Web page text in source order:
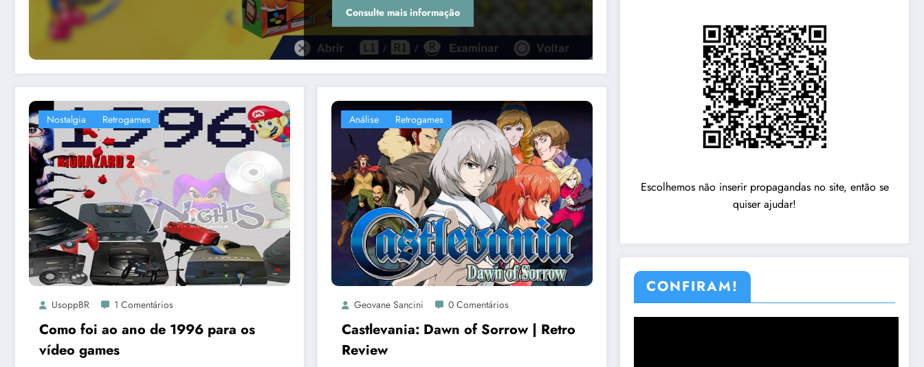
Consulte mais informação
Nostalgia Retrogames
UsoppBR 1 Comentários
Como foi ao ano de 1996 para os
vídeo games
Análise Retrogames
Geovane Sancini 0 Comentários
Castlevania: Dawn of Sorrow | Retro
Review
Escolhemos não inserir propagandas no site, então se
quiser ajudar!
CONFIRAM!